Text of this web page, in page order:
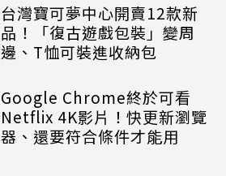
台灣寶可夢中心開賣12款新
品！「復古遊戲包裝」變周
邊、T恤可裝進收納包
Google Chrome終於可看
Netflix 4K影片！快更新瀏覽
器、還要符合條件才能用